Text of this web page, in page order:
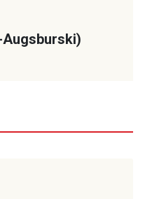
Augsburski)